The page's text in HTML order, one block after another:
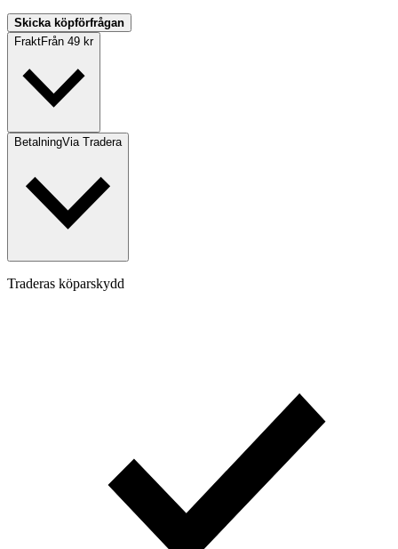
Skicka köpförfrågan
FraktFrån 49 kr
BetalningVia Tradera
Traderas köparskydd